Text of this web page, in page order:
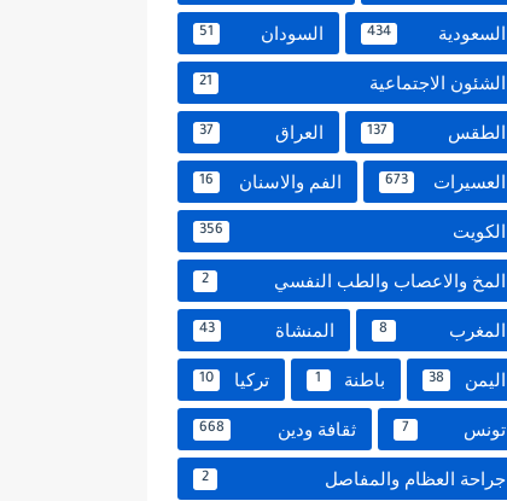
السعودية 434 السودان 51
الشئون الاجتماعية 21
الطقس 137 العراق 37
العسيرات 673 الفم والاسنان 16
الكويت 356
المخ والاعصاب والطب النفسي 2
المغرب 8 المنشاة 43
اليمن 38 باطنة 1 تركيا 10
تونس 7 ثقافة ودين 668
جراحة العظام والمفاصل 2